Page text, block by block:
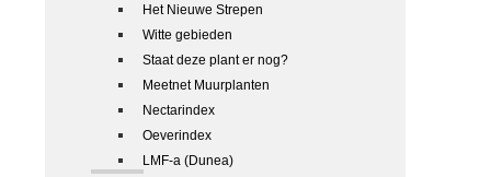
Het Nieuwe Strepen
Witte gebieden
Staat deze plant er nog?
Meetnet Muurplanten
Nectarindex
Oeverindex
LMF-a (Dunea)